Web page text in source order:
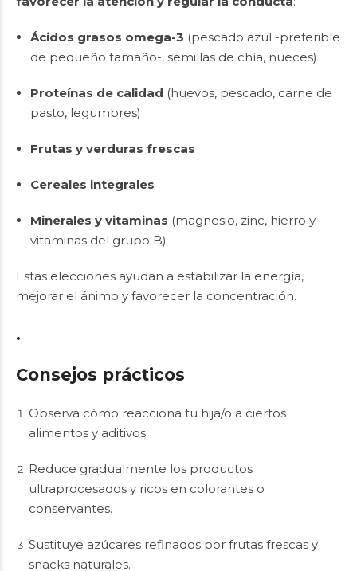
Ácidos grasos omega-3 (pescado azul -preferible
de pequeño tamaño-, semillas de chía, nueces)
Proteínas de calidad (huevos, pescado, carne de
pasto, legumbres)
Frutas y verduras frescas
Cereales integrales
Minerales y vitaminas (magnesio, zinc, hierro y
vitaminas del grupo B)
Estas elecciones ayudan a estabilizar la energía,
mejorar el ánimo y favorecer la concentración.
.
Consejos prácticos
Observa cómo reacciona tu hija/o a ciertos
alimentos y aditivos.
Reduce gradualmente los productos
ultraprocesados y ricos en colorantes o
conservantes.
Sustituye azúcares refinados por frutas frescas y
snacks naturales.